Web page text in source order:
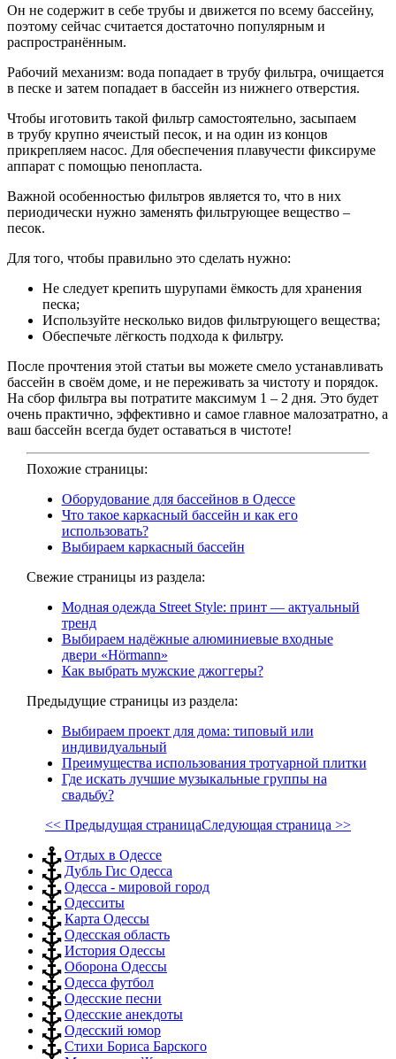
Он не содержит в себе трубы и движется по всему бассейну,
поэтому сейчас считается достаточно популярным и
распространённым.
Рабочий механизм: вода попадает в трубу фильтра, очищается
в песке и затем попадает в бассейн из нижнего отверстия.
Чтобы иготовить такой фильтр самостоятельно, засыпаем
в трубу крупно ячеистый песок, и на один из концов
прикрепляем насос. Для обеспечения плавучести фиксируме
аппарат с помощью пенопласта.
Важной особенностью фильтров является то, что в них
периодически нужно заменять фильтрующее вещество –
песок.
Для того, чтобы правильно это сделать нужно:
Не следует крепить шурупами ёмкость для хранения
песка;
Используйте несколько видов фильтрующего вещества;
Обеспечьте лёгкость подхода к фильтру.
После прочтения этой статьи вы можете смело устанавливать
бассейн в своём доме, и не переживать за чистоту и порядок.
На сбор фильтра вы потратите максимум 1 – 2 дня. Это будет
очень практично, эффективно и самое главное малозатратно, а
ваш бассейн всегда будет оставаться в чистоте!
Похожие страницы:
Оборудование для бассейнов в Одессе
Что такое каркасный бассейн и как его
использовать?
Выбираем каркасный бассейн
Свежие страницы из раздела:
Модная одежда Street Style: принт — актуальный
тренд
Выбираем надёжные алюминиевые входные
двери «Нörmann»
Как выбрать мужские джоггеры?
Предыдущие страницы из раздела:
Выбираем проект для дома: типовый или
индивидуальный
Преимущества использования тротуарной плитки
Где искать лучшие музыкальные группы на
свадьбу?
<< Предыдущая страницаСледующая страница >>
Отдых в Одессе
Дубль Гис Одесса
Одесса - мировой город
Одесситы
Карта Одессы
Одесская область
История Одессы
Оборона Одессы
Одесса футбол
Одесские песни
Одесские анекдоты
Одесский юмор
Стихи Бориса Барского